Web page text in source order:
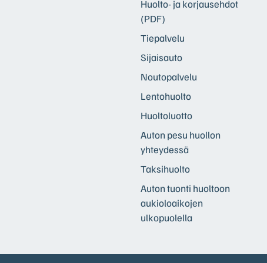
Huolto- ja korjausehdot
(PDF)
Tiepalvelu
Sijaisauto
Noutopalvelu
Lentohuolto
Huoltoluotto
Auton pesu huollon
yhteydessä
Taksihuolto
Auton tuonti huoltoon
aukioloaikojen
ulkopuolella